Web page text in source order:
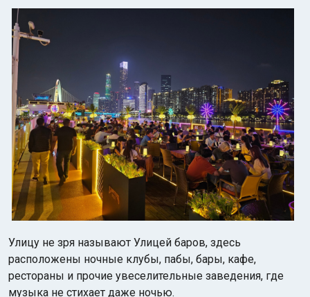
Улицу не зря называют Улицей баров, здесь
расположены ночные клубы, пабы, бары, кафе,
рестораны и прочие увеселительные заведения, где
музыка не стихает даже ночью.